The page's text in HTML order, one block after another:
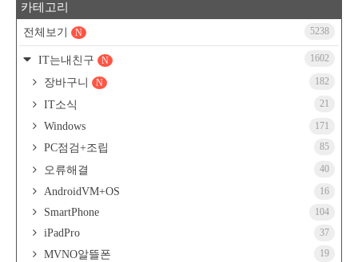
카테고리
전체보기 5238
N
IT는내친구 1602
N
장바구니 182
N
IT소식 21
Windows 171
PC점검+조립 85
오류해결 40
AndroidVM+OS 16
SmartPhone 104
iPadPro 37
MVNO알뜰폰 19